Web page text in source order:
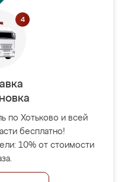
по Хотьково и всей
бесплатно!
10% от стоимости